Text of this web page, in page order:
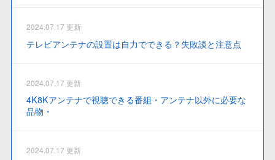
2024.07.17 更新
テレビアンテナの設置は自力でできる？失敗談と注意点
2024.07.17 更新
4K8Kアンテナで視聴できる番組・アンテナ以外に必要な
品物・
2024.07.17 更新